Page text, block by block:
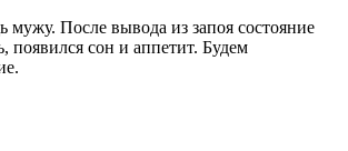
мужу. После вывода из запоя состояние
появился сон и аппетит. Будем